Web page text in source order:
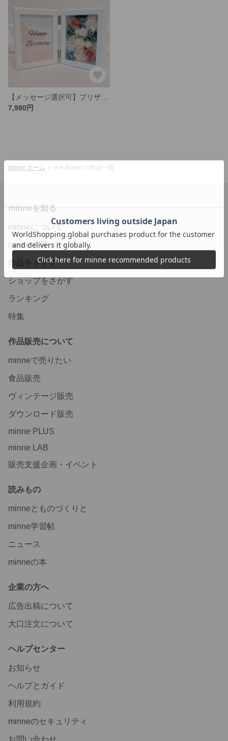
7,980円
minne ホーム m-k-flower の作品一覧
minneを知る
minneについて
minneで買いたい
作品をさがす
ショップをさがす
ランキング
特集
作品販売について
minneで売りたい
食品販売
ヴィンテージ販売
ダウンロード販売
minne PLUS
minne LAB
販売支援企画・イベント
読みもの
minneとものづくりと
minne学習帖
ニュース
minneの本
企業の方へ
広告出稿について
大口注文について
ヘルプセンター
お知らせ
ヘルプとガイド
利用規約
minneのセキュリティ
お問い合わせ